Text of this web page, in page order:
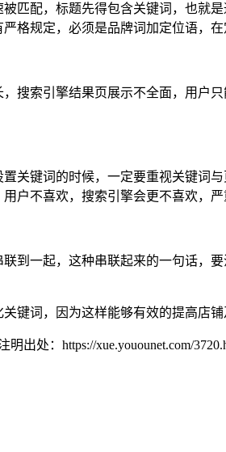
匹配，标题先得包含关键词，也就
格规定，必须是品牌词加定位语，在
搜索引擎结果页展示不全面，用户
关键词的时候，一定要重视关键词
户不喜欢，搜索引擎会更不喜欢，严
到一起，这种串联起来的一句话，
键词，因为这样能够有效的提高店
出处：https://xue.youounet.com/